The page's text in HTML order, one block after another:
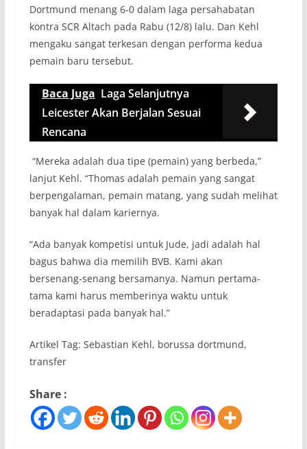
Dortmund menang 6-0 dalam laga persahabatan
kontra SCR Altach pada Rabu (12/8) lalu. Dan Kehl
mengaku sangat terkesan dengan performa kedua
pemain baru tersebut.
Baca Juga Laga Selanjutnya
Leicester Akan Berjalan Sesuai
Rencana
“Mereka adalah dua tipe (pemain) yang berbeda,”
lanjut Kehl. “Thomas adalah pemain yang sangat
berpengalaman, pemain matang, yang sudah melihat
banyak hal dalam kariernya.
“Ada banyak kompetisi untuk Jude, jadi adalah hal
bagus bahwa dia memilih BVB. Kami akan
bersenang-senang bersamanya. Namun pertama-
tama kami harus memberinya waktu untuk
beradaptasi pada banyak hal.”
Artikel Tag: Sebastian Kehl, borussa dortmund,
transfer
Share :